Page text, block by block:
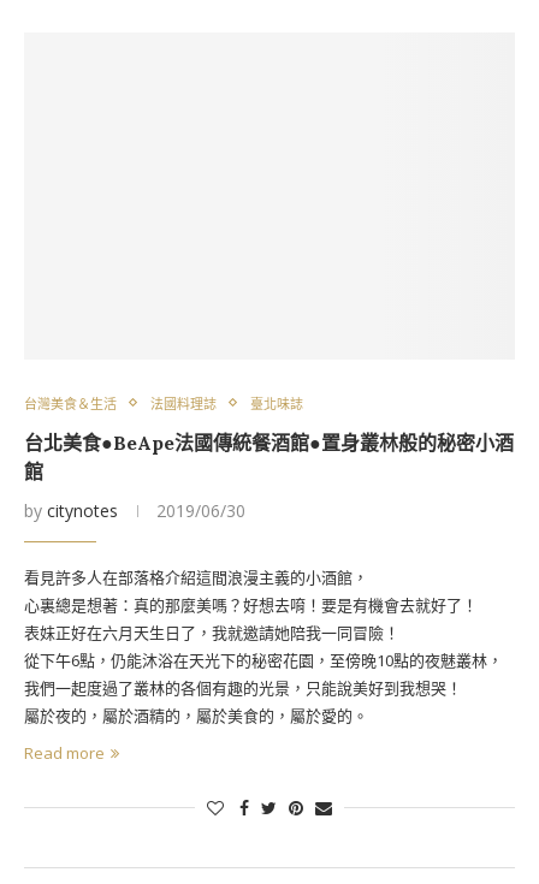
台灣美食＆生活 法國料理誌 臺北味誌
台北美食●BeApe法國傳統餐酒館●置身叢林般的秘密小酒
館
by citynotes 2019/06/30
看見許多人在部落格介紹這間浪漫主義的小酒館，
心裏總是想著：真的那麼美嗎？好想去唷！要是有機會去就好了！
表妹正好在六月天生日了，我就邀請她陪我一同冒險！
從下午6點，仍能沐浴在天光下的秘密花園，至傍晚10點的夜魅叢林，
我們一起度過了叢林的各個有趣的光景，只能說美好到我想哭！
屬於夜的，屬於酒精的，屬於美食的，屬於愛的。
Read more